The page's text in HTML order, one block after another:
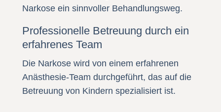
Narkose ein sinnvoller Behandlungsweg.
Professionelle Betreuung durch ein
erfahrenes Team
Die Narkose wird von einem erfahrenen
Anästhesie-Team durchgeführt, das auf die
Betreuung von Kindern spezialisiert ist.